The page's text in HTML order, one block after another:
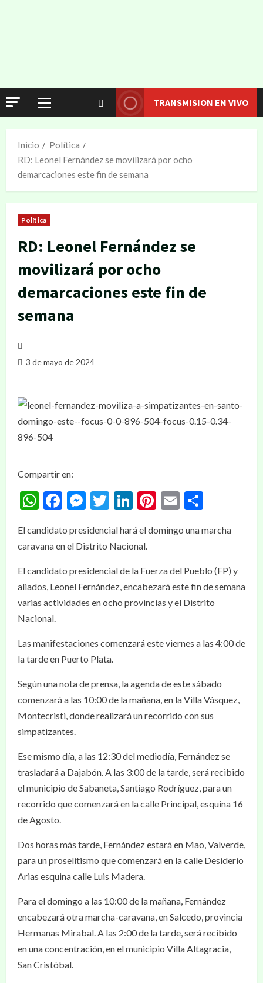
TRANSMISION EN VIVO
Inicio
Política
RD: Leonel Fernández se movilizará por ocho
demarcaciones este fin de semana
Política
RD: Leonel Fernández se
movilizará por ocho
demarcaciones este fin de
semana
3 de mayo de 2024
Compartir en:
WhatsApp
Facebook
Messenger
Twitter
LinkedIn
Pinterest
Email
El candidato presidencial hará el domingo una marcha
caravana en el Distrito Nacional.
El candidato presidencial de la Fuerza del Pueblo (FP) y
aliados, Leonel Fernández, encabezará este fin de semana
varias actividades en ocho provincias y el Distrito
Nacional.
Las manifestaciones comenzará este viernes a las 4:00 de
la tarde en Puerto Plata.
Según una nota de prensa, la agenda de este sábado
comenzará a las 10:00 de la mañana, en la Villa Vásquez,
Montecristi, donde realizará un recorrido con sus
simpatizantes.
Ese mismo día, a las 12:30 del mediodía, Fernández se
trasladará a Dajabón. A las 3:00 de la tarde, será recibido
el municipio de Sabaneta, Santiago Rodríguez, para un
recorrido que comenzará en la calle Principal, esquina 16
de Agosto.
Dos horas más tarde, Fernández estará en Mao, Valverde,
para un proselitismo que comenzará en la calle Desiderio
Arias esquina calle Luis Madera.
Para el domingo a las 10:00 de la mañana, Fernández
encabezará otra marcha-caravana, en Salcedo, provincia
Hermanas Mirabal. A las 2:00 de la tarde, será recibido
en una concentración, en el municipio Villa Altagracia,
San Cristóbal.